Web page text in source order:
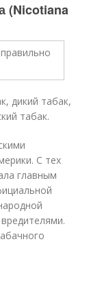
(Nicotiana
дикий табак,
табак.
С тех
главным